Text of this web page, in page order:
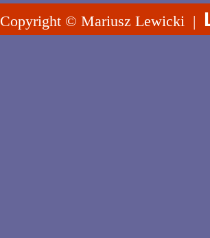
Copyright © Mariusz Lewicki |